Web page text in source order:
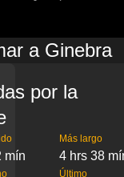
a Ginebra
por la
mín
Más largo
4 hrs 38
Último